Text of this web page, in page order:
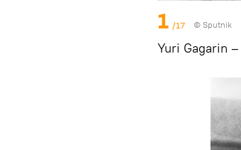
1 /17 © Sputnik
Yuri Gagarin